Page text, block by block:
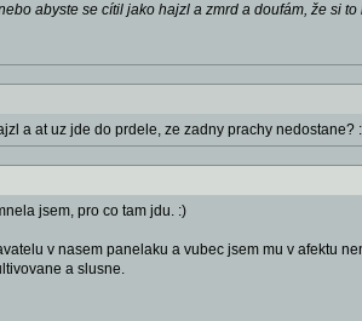
abyste se cítil jako hajzl a zmrd a doufám, že si
a at uz jde do prdele, ze zadny prachy nedostane?
jsem, pro co tam jdu. :)
v nasem panelaku a vubec jsem mu v afektu
a slusne.